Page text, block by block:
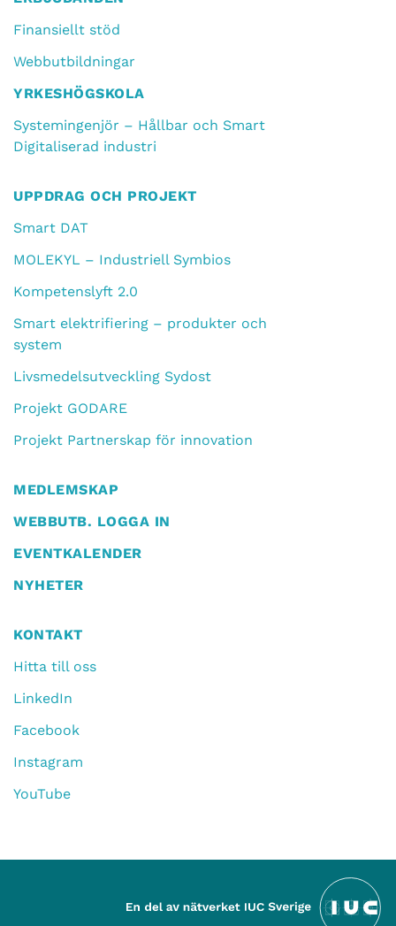
Finansiellt stöd
Webbutbildningar
YRKESHÖGSKOLA
Systemingenjör – Hållbar och Smart
Digitaliserad industri
UPPDRAG OCH PROJEKT
Smart DAT
MOLEKYL – Industriell Symbios
Kompetenslyft 2.0
Smart elektrifiering – produkter och
system
Livsmedelsutveckling Sydost
Projekt GODARE
Projekt Partnerskap för innovation
MEDLEMSKAP
WEBBUTB. LOGGA IN
EVENTKALENDER
NYHETER
KONTAKT
Hitta till oss
LinkedIn
Facebook
Instagram
YouTube